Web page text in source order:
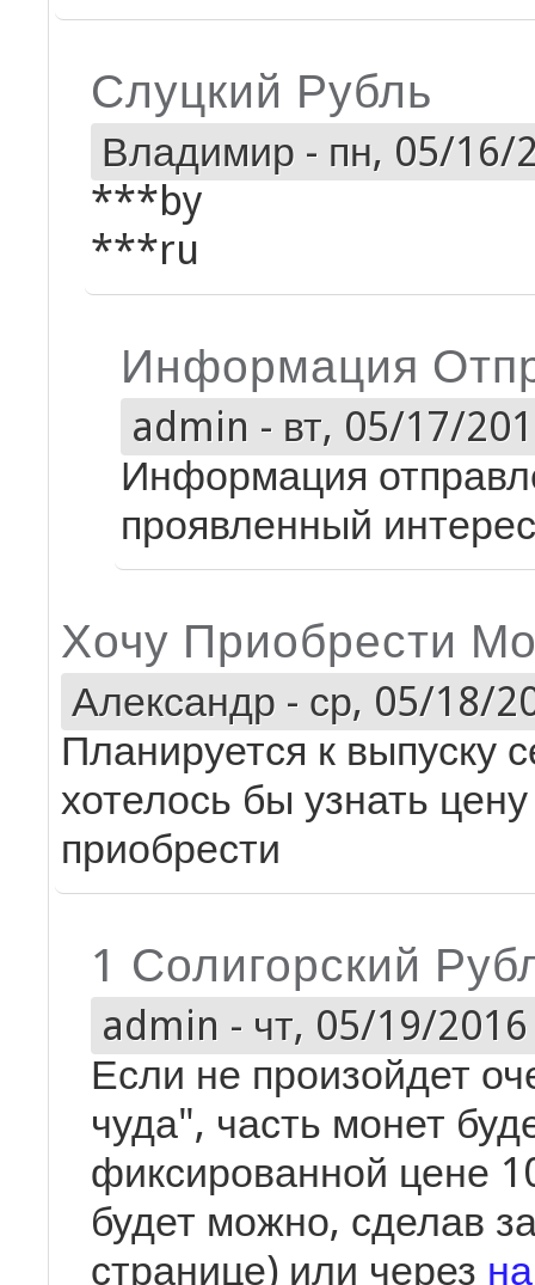
Слуцкий Рубль
Владимир - пн, 05/16/
***by
***ru
Информация
admin - вт, 05/17/
Информация
проявленный
Хочу Приобрести
Александр - ср, 05/18/
Планируется к выпуску
хотелось бы узнать
приобрести
1 Солигорский
admin - чт, 05/19/
Если не произойдет
чуда", часть монет
фиксированной цене
будет можно, сделав
странице) или через